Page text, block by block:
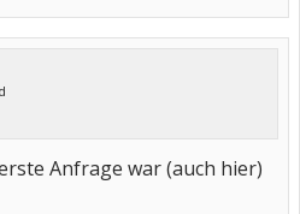
Anfrage war (auch hier)